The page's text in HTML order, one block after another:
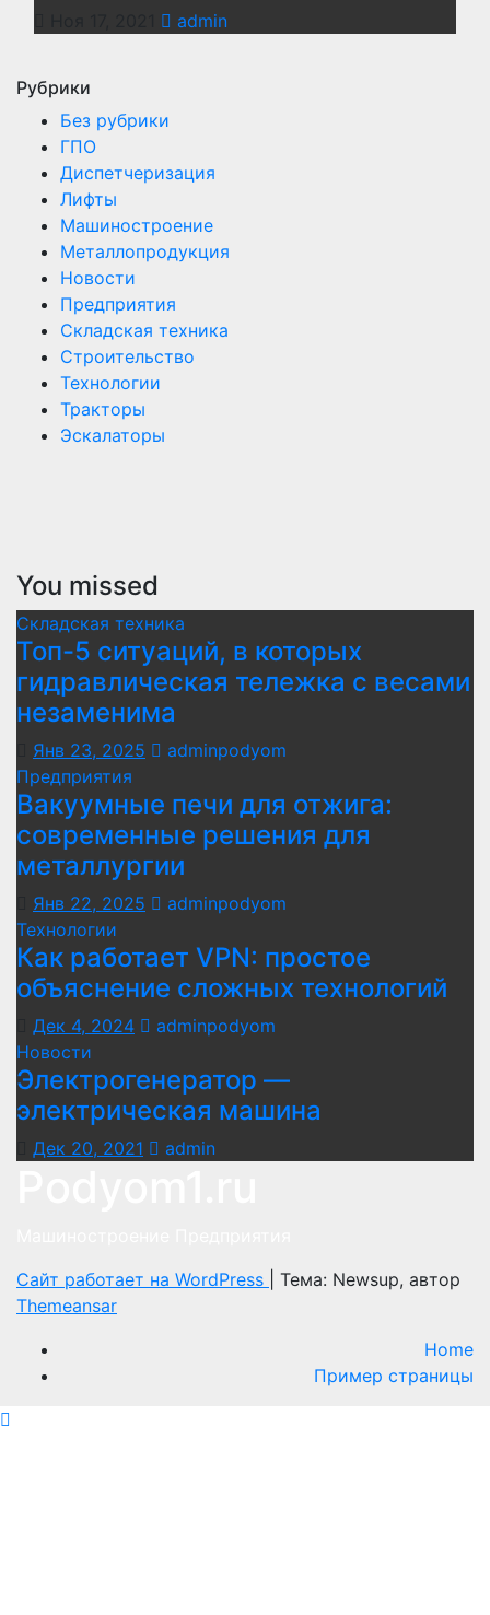
admin
Рубрики
Без рубрики
ГПО
Диспетчеризация
Лифты
Машиностроение
Металлопродукция
Новости
Предприятия
Складская техника
Строительство
Технологии
Тракторы
Эскалаторы
You missed
Складская техника
Топ-5 ситуаций, в которых
гидравлическая тележка с весами
незаменима
Янв 23, 2025
adminpodyom
Предприятия
Вакуумные печи для отжига:
современные решения для
металлургии
Янв 22, 2025
adminpodyom
Технологии
Как работает VPN: простое
объяснение сложных технологий
Дек 4, 2024
adminpodyom
Новости
Электрогенератор —
электрическая машина
Дек 20, 2021 admin
Сайт работает на WordPress
Тема: Newsup, автор
Themeansar
Home
Пример страницы